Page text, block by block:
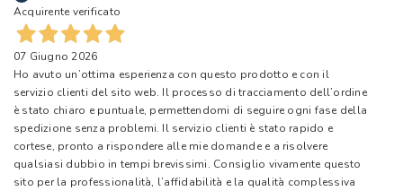
Acquirente verificato
07 Giugno 2026
Ho avuto un’ottima esperienza con questo prodotto e con il
servizio clienti del sito web. Il processo di tracciamento dell’ordine
è stato chiaro e puntuale, permettendomi di seguire ogni fase della
spedizione senza problemi. Il servizio clienti è stato rapido e
cortese, pronto a rispondere alle mie domande e a risolvere
qualsiasi dubbio in tempi brevissimi. Consiglio vivamente questo
sito per la professionalità, l’affidabilità e la qualità complessiva